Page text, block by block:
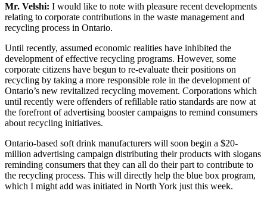
Mr. Velshi: I would like to note with pleasure recent developments
relating to corporate contributions in the waste management and
recycling process in Ontario.
Until recently, assumed economic realities have inhibited the
development of effective recycling programs. However, some
corporate citizens have begun to re-evaluate their positions on
recycling by taking a more responsible role in the development of
Ontario’s new revitalized recycling movement. Corporations which
until recently were offenders of refillable ratio standards are now at
the forefront of advertising booster campaigns to remind consumers
about recycling initiatives.
Ontario-based soft drink manufacturers will soon begin a $20-
million advertising campaign distributing their products with slogans
reminding consumers that they can all do their part to contribute to
the recycling process. This will directly help the blue box program,
which I might add was initiated in North York just this week.